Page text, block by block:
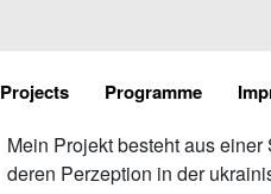
Projects Programme
Mein Projekt besteht aus
deren Perzeption in der